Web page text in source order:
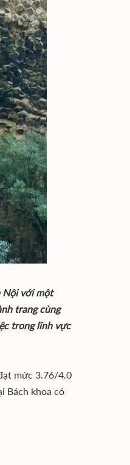
Nội với một
trang cùng
trong lĩnh vực
mức 3.76/4.0
Bách khoa có